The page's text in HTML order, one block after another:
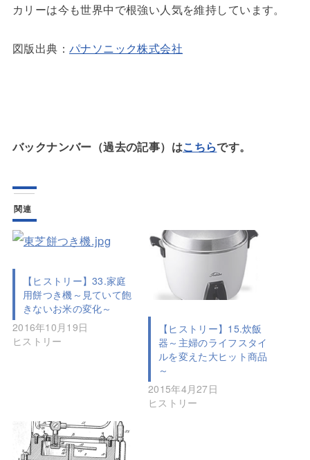
カリーは今も世界中で根強い人気を維持しています。
図版出典： パナソニック株式会社
バックナンバー（過去の記事）はこちらです。
関連
【ヒストリー】33.家庭
用餅つき機～見ていて飽
きないお米の変化～
2016年10月19日
ヒストリー
【ヒストリー】15.炊飯
器～主婦のライフスタイ
ルを変えた大ヒット商品
～
2015年4月27日
ヒストリー